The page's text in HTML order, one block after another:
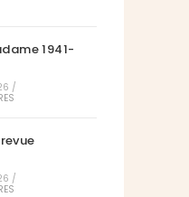
1941-
/
/